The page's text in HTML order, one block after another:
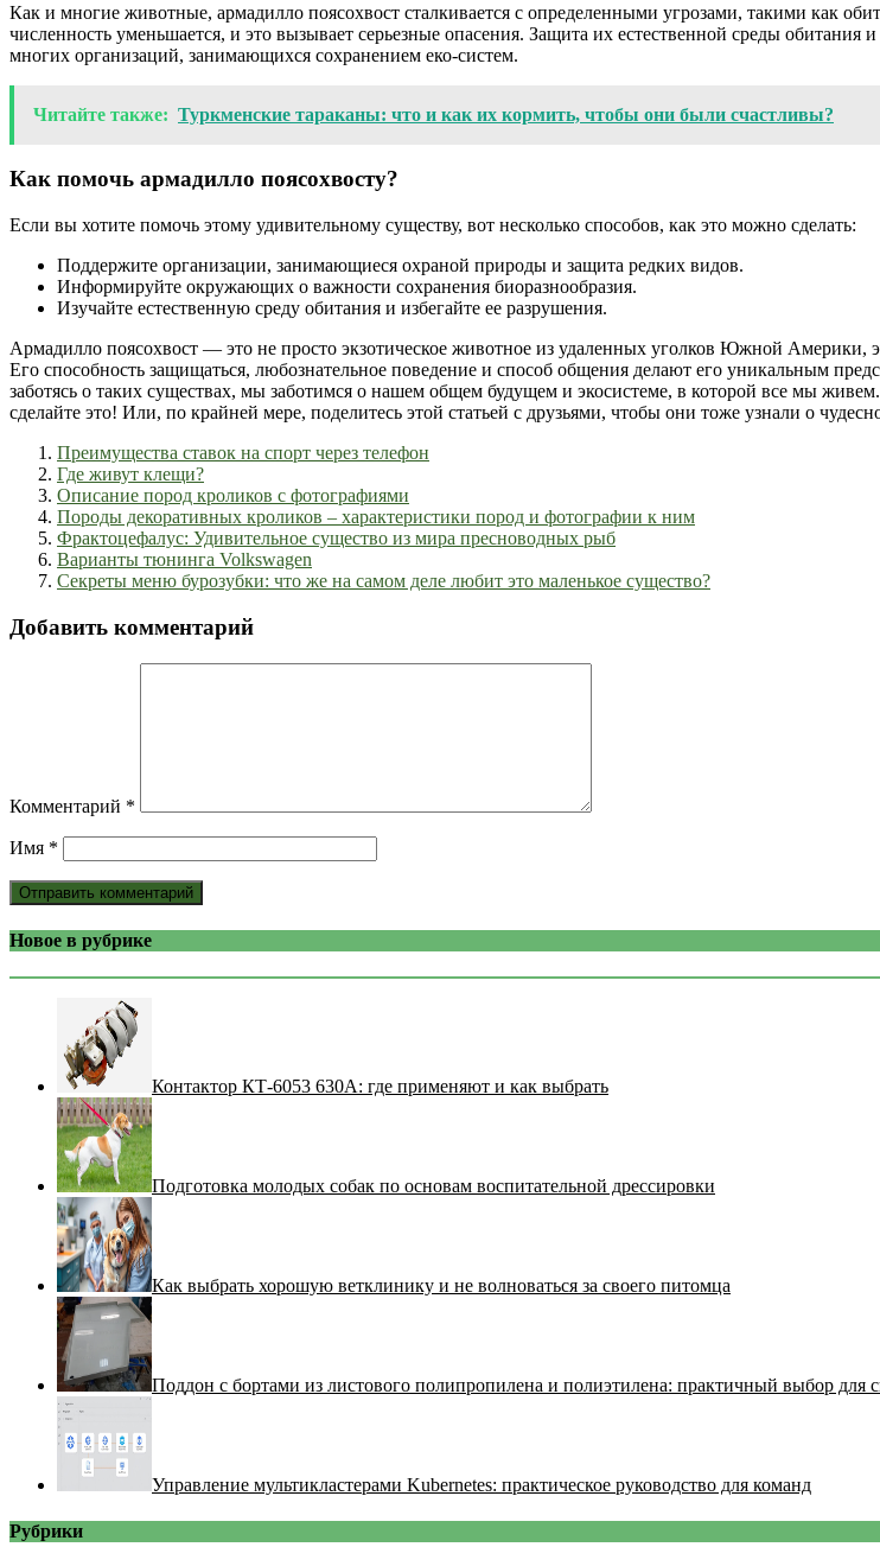
Как и многие животные, армадилло поясохвост сталкивается с определенными угрозами, такими как
численность уменьшается, и это вызывает серьезные опасения. Защита их естественной среды
многих организаций, занимающихся сохранением еко-систем.
Читайте также: Туркменские тараканы: что и как их кормить, чтобы они были счастливы?
Как помочь армадилло поясохвосту?
Если вы хотите помочь этому удивительному существу, вот несколько способов, как это можно сделать:
Поддержите организации, занимающиеся охраной природы и защита редких видов.
Информируйте окружающих о важности сохранения биоразнообразия.
Изучайте естественную среду обитания и избегайте ее разрушения.
Армадилло поясохвост — это не просто экзотическое животное из удаленных уголков Южной
Его способность защищаться, любознательное поведение и способ общения делают его уникальным
заботясь о таких существах, мы заботимся о нашем общем будущем и экосистеме, в которой все мы
сделайте это! Или, по крайней мере, поделитесь этой статьей с друзьями, чтобы они тоже узнали о
Преимущества ставок на спорт через телефон
Где живут клещи?
Описание пород кроликов с фотографиями
Породы декоративных кроликов – характеристики пород и фотографии к ним
Фрактоцефалус: Удивительное существо из мира пресноводных рыб
Варианты тюнинга Volkswagen
Секреты меню бурозубки: что же на самом деле любит это маленькое существо?
Добавить комментарий
Комментарий *
Имя *
Новое в рубрике
Контактор КТ-6053 630А: где применяют и как выбрать
Подготовка молодых собак по основам воспитательной дрессировки
Как выбрать хорошую ветклинику и не волноваться за своего питомца
Поддон с бортами из листового полипропилена и полиэтилена: практичный выбор для
Управление мультикластерами Kubernetes: практическое руководство для команд
Рубрики